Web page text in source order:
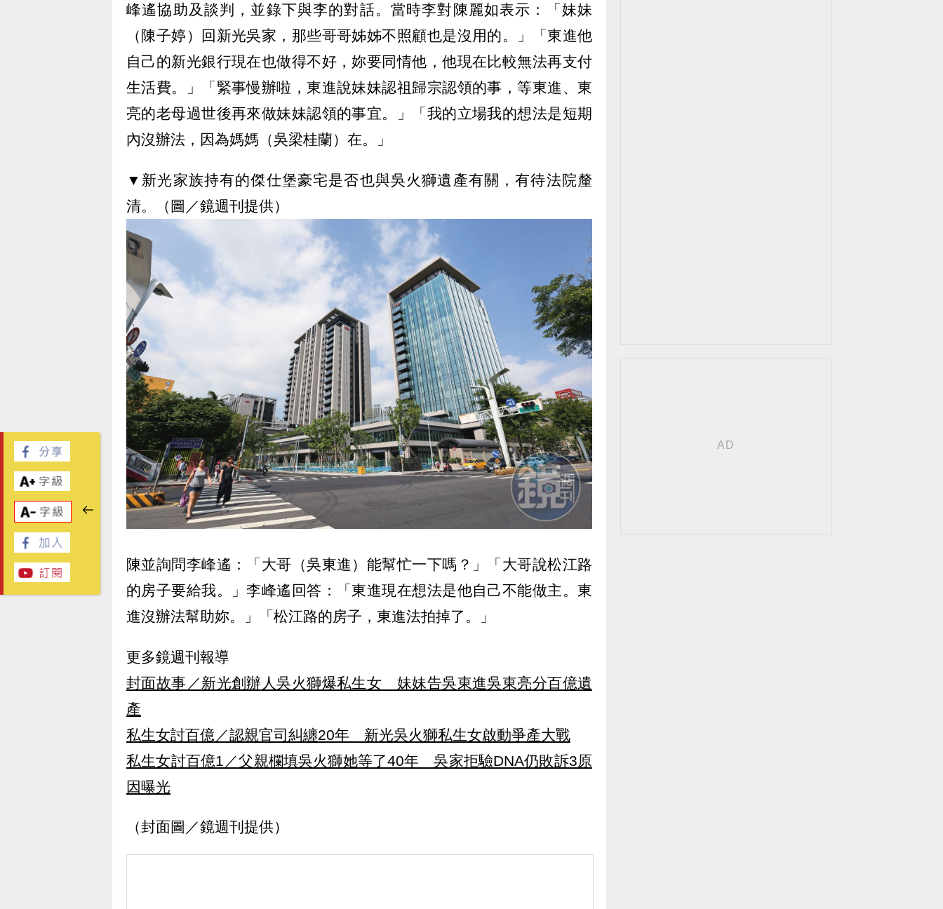
峰遙協助及談判，並錄下與李的對話。當時李對陳麗如表示：「妹妹
（陳子婷）回新光吳家，那些哥哥姊姊不照顧也是沒用的。」「東進他
自己的新光銀行現在也做得不好，妳要同情他，他現在比較無法再支付
生活費。」「緊事慢辦啦，東進說妹妹認祖歸宗認領的事，等東進、東
亮的老母過世後再來做妹妹認領的事宜。」「我的立場我的想法是短期
內沒辦法，因為媽媽（吳梁桂蘭）在。」
▼新光家族持有的傑仕堡豪宅是否也與吳火獅遺產有關，有待法院釐
清。（圖／鏡週刊提供）
陳並詢問李峰遙：「大哥（吳東進）能幫忙一下嗎？」「大哥說松江路
的房子要給我。」李峰遙回答：「東進現在想法是他自己不能做主。東
進沒辦法幫助妳。」「松江路的房子，東進法拍掉了。」
更多鏡週刊報導
封面故事／新光創辦人吳火獅爆私生女 妹妹告吳東進吳東亮分百億遺
產
私生女討百億／認親官司糾纏20年 新光吳火獅私生女啟動爭產大戰
私生女討百億1／父親欄填吳火獅她等了40年 吳家拒驗DNA仍敗訴3原
因曝光
（封面圖／鏡週刊提供）